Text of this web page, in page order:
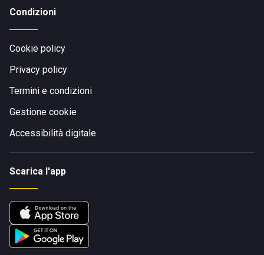
Condizioni
Cookie policy
Privacy policy
Termini e condizioni
Gestione cookie
Accessibilità digitale
Scarica l'app